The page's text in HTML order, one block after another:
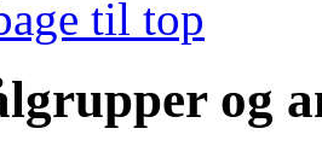
til top
og